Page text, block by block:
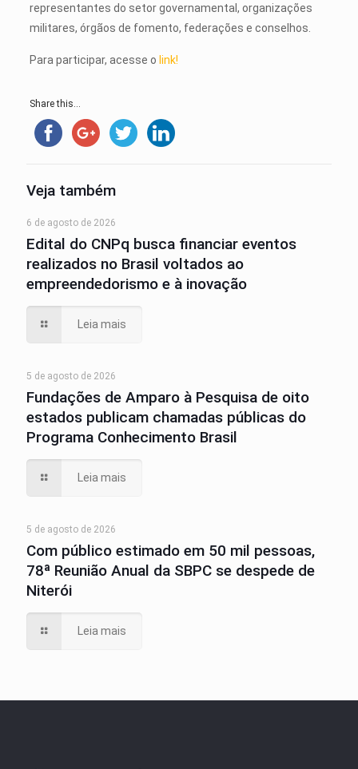
representantes do setor governamental, organizações
militares, órgãos de fomento, federações e conselhos.
Para participar, acesse o link!
Share this...
Veja também
6 de agosto de 2026
Edital do CNPq busca financiar eventos
realizados no Brasil voltados ao
empreendedorismo e à inovação
Leia mais
5 de agosto de 2026
Fundações de Amparo à Pesquisa de oito
estados publicam chamadas públicas do
Programa Conhecimento Brasil
Leia mais
5 de agosto de 2026
Com público estimado em 50 mil pessoas,
78ª Reunião Anual da SBPC se despede de
Niterói
Leia mais